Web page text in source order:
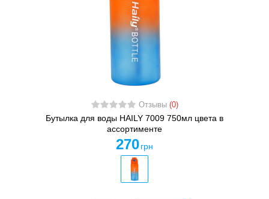
Отзывы (0)
Бутылка для воды HAILY 7009 750мл цвета в
ассортименте
270 грн